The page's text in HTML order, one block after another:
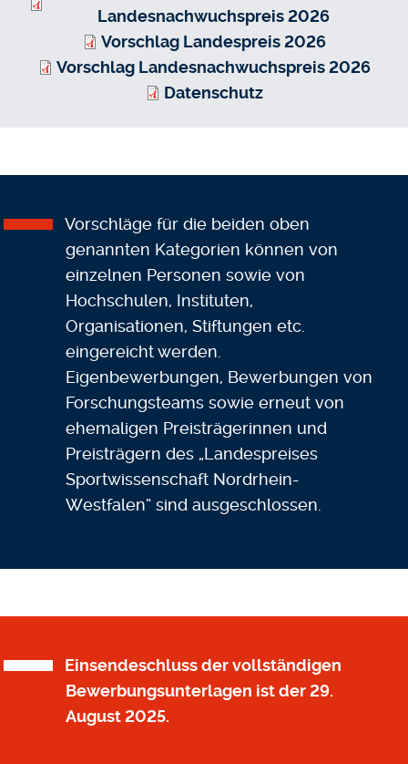
Landesnachwuchspreis 2026
Vorschlag Landespreis 2026
Vorschlag Landesnachwuchspreis 2026
Datenschutz
Vorschläge für die beiden oben
genannten Kategorien können von
einzelnen Personen sowie von
Hochschulen, Instituten,
Organisationen, Stiftungen etc.
eingereicht werden.
Eigenbewerbungen, Bewerbungen von
Forschungsteams sowie erneut von
ehemaligen Preisträgerinnen und
Preisträgern des „Landespreises
Sportwissenschaft Nordrhein-
Westfalen“ sind ausgeschlossen.
Einsendeschluss der vollständigen
Bewerbungsunterlagen ist der 29.
August 2025.